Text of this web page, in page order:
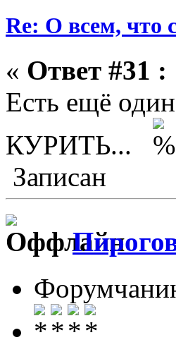
Re: О всем, что
« Ответ #31 :
Есть ещё
КУРИТЬ...
Записан